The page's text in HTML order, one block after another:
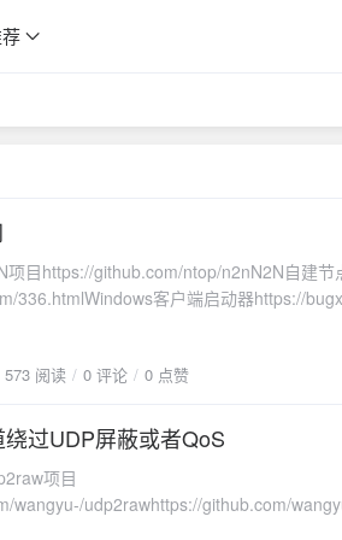
项目https://github.com/ntop/n2nN2N自建节
336.htmlWindows客户端启动器https://
版本【3.0.0】尽量使用同版本服务端和客户
ntop/n2n/releases/download/3.0/n2n-
【编译安装】准备编译相关环境【
git kernel-headers -y【Ubuntu】apt-get
ntop/n2n/archive/refs/tags/
573 阅读 0 评论 0 点赞
过UDP屏蔽或者QoS
项目
wangyu-/udp2rawhttps://github.com/